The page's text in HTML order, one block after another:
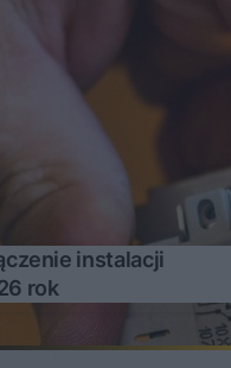
instalacji
rok